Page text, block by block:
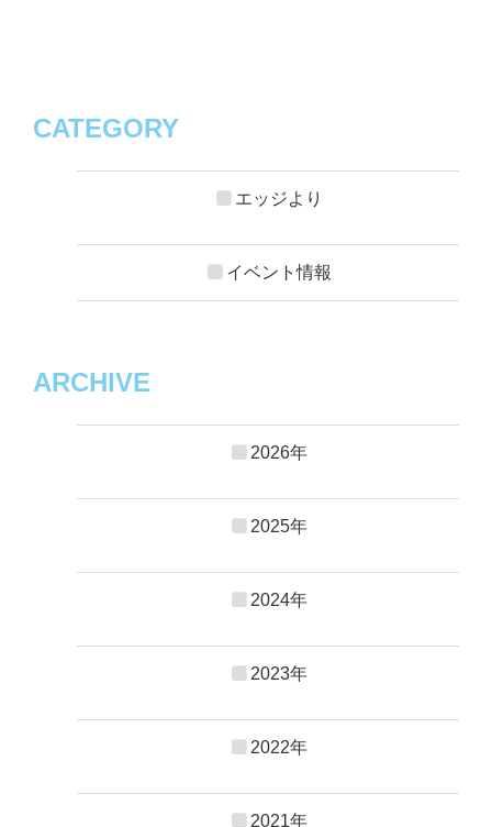
CATEGORY
エッジより
イベント情報
ARCHIVE
2026年
2025年
2024年
2023年
2022年
2021年